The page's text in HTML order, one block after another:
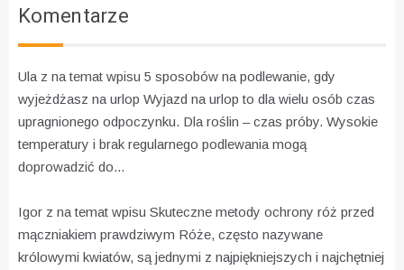
Komentarze
Ula z na temat wpisu 5 sposobów na podlewanie, gdy
wyjeżdżasz na urlop Wyjazd na urlop to dla wielu osób czas
upragnionego odpoczynku. Dla roślin – czas próby. Wysokie
temperatury i brak regularnego podlewania mogą
doprowadzić do...
Igor z na temat wpisu Skuteczne metody ochrony róż przed
mączniakiem prawdziwym Róże, często nazywane
królowymi kwiatów, są jednymi z najpiękniejszych i najchętniej